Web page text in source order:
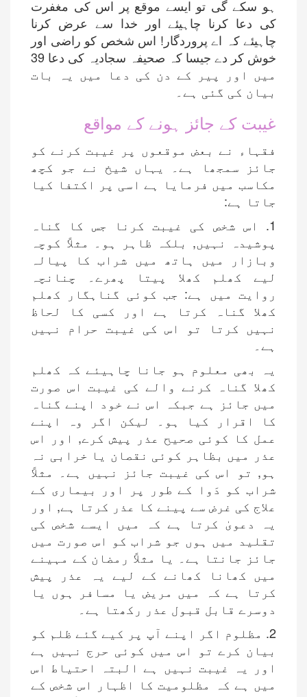
ہو سکے گی تو ایسے موقع پر اس کی مغفرت
کی دعا کرنا چاہیئے اور خدا سے عرض کرنا
چاہیئے کہ اے پروردگار! اس شخص کو راضی اور
خوش کر دے جیسا کہ صحیفہ سجادیہ کی دعا 39
میں اور پیر کے دن کی دعا میں یہ بات
بیان کی گئی ہے۔
غیبت کے جائز ہونے کے مواقع
فقہاء نے بعض موقعوں پر غیبت کرنے کو
جائز سمجھا ہے۔ یہاں شیخ نے جو کچھ
مکاسب میں فرمایا ہے اسی پر اکتفا کیا
جاتا ہے:
1. اس شخص کی غیبت کرنا جس کا گناہ
پوشیدہ نہیں, بلکہ ظاہر ہو۔ مثلاً کوچہ
وبازار میں ہاتھ میں شراب کا پیالہ
لیے کھلم کھلا پیتا پھرے۔ چنانچہ
روایت میں ہے: جب کوئی گناہگار کھلم
کھلا گناہ کرتا ہے اور کسی کا لحاظ
نہیں کرتا تو اس کی غیبت حرام نہیں
ہے۔
یہ بھی معلوم ہو جانا چاہیئے کہ کھلم
کھلا گناہ کرنے والے کی غیبت اس صورت
میں جائز ہے جبکہ اس نے خود اپنے گناہ
کا اقرار کیا ہو۔ لیکن اگر وہ اپنے
عمل کا کوئی صحیح عذر پیش کرے, اور اس
عذر میں بظاہر کوئی نقصان یا خرابی نہ
ہو, تو اس کی غیبت جائز نہیں ہے۔ مثلاً
شراب کو دَوا کے طور پر اور بیماری کے
علاج کی غرض سے پینے کا عذر کرتا ہے, اور
یہ دعویٰ کرتا ہے کہ میں ایسے شخص کی
تقلید میں ہوں جو شراب کو اس صورت میں
جائز جانتا ہے۔ یا مثلاً رمضان کے مہینے
میں کھانا کھانے کے لیے یہ عذر پیش
کرتا ہے کہ میں مریض یا مسافر ہوں یا
دوسرے قابل قبول عذر رکھتا ہے۔
2. مظلوم اگر اپنے آپ پر کیے گئے ظلم کو
بیان کرے تو اس میں کوئی حرج نہیں ہے
اور یہ غیبت نہیں ہے البتہ احتیاط اس
میں ہے کہ مظلومیت کا اظہار اس شخص کے